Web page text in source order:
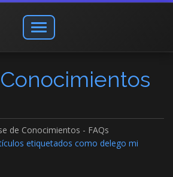
Abrir
o
menú
de
de Conocimientos - FAQs
etiquetados como delego mi